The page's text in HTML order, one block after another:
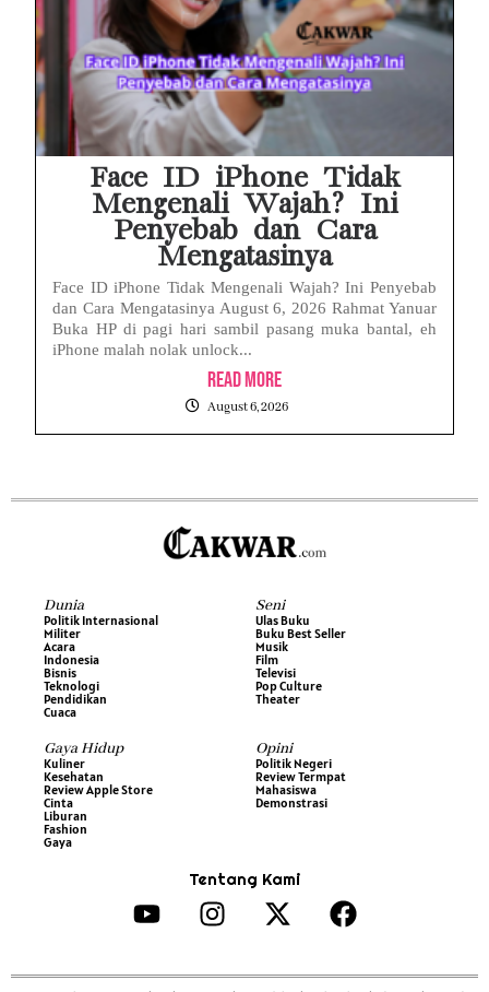
Face ID iPhone Tidak
Mengenali Wajah? Ini
Penyebab dan Cara
Mengatasinya
Face ID iPhone Tidak Mengenali Wajah? Ini Penyebab
dan Cara Mengatasinya August 6, 2026 Rahmat Yanuar
Buka HP di pagi hari sambil pasang muka bantal, eh
iPhone malah nolak unlock...
Read More
August 6, 2026
Dunia
Politik Internasional
Militer
Acara
Indonesia
Bisnis
Teknologi
Pendidikan
Cuaca
Seni
Ulas Buku
Buku Best Seller
Musik
Film
Televisi
Pop Culture
Theater
Gaya Hidup
Kuliner
Kesehatan
Review Apple Store
Cinta
Liburan
Fashion
Gaya
Opini
Politik Negeri
Review Termpat
Mahasiswa
Demonstrasi
Tentang Kami